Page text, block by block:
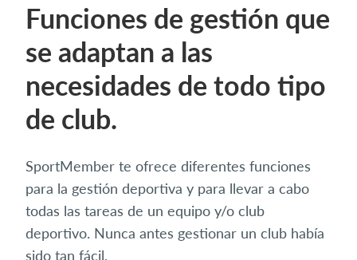
Funciones de gestión que
se adaptan a las
necesidades de todo tipo
de club.
SportMember te ofrece diferentes funciones
para la gestión deportiva y para llevar a cabo
todas las tareas de un equipo y/o club
deportivo. Nunca antes gestionar un club había
sido tan fácil.